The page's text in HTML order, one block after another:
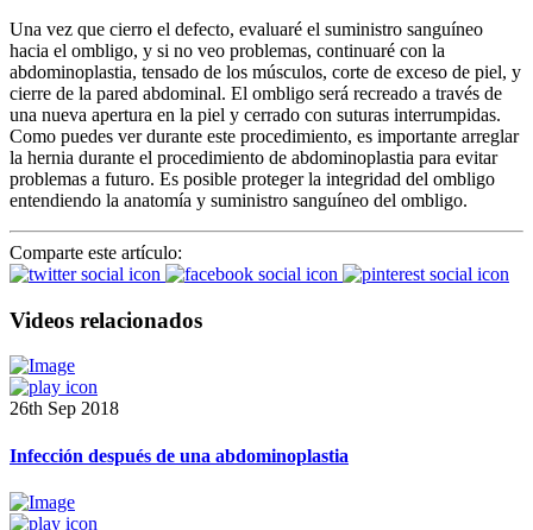
Una vez que cierro el defecto, evaluaré el suministro sanguíneo
hacia el ombligo, y si no veo problemas, continuaré con la
abdominoplastia, tensado de los músculos, corte de exceso de piel, y
cierre de la pared abdominal. El ombligo será recreado a través de
una nueva apertura en la piel y cerrado con suturas interrumpidas.
Como puedes ver durante este procedimiento, es importante arreglar
la hernia durante el procedimiento de abdominoplastia para evitar
problemas a futuro. Es posible proteger la integridad del ombligo
entendiendo la anatomía y suministro sanguíneo del ombligo.
Comparte este artículo:
Videos relacionados
26th Sep 2018
Infección después de una abdominoplastia